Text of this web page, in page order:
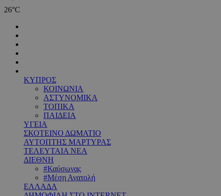
26°C
ΚΥΠΡΟΣ
ΚΟΙΝΩΝΙΑ
ΑΣΤΥΝΟΜΙΚΑ
ΤΟΠΙΚΑ
ΠΑΙΔΕΙΑ
ΥΓΕΙΑ
ΣΚΟΤΕΙΝΟ ΔΩΜΑΤΙΟ
ΑΥΤΟΠΤΗΣ ΜΑΡΤΥΡΑΣ
ΤΕΛΕΥΤΑΙΑ ΝΕΑ
ΔΙΕΘΝΗ
#Καύσωνας
#Μέση Ανατολή
ΕΛΛΑΔΑ